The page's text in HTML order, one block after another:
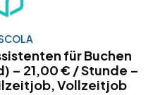
für Buchen
– 21,00 € / Stunde –
Vollzeitjob